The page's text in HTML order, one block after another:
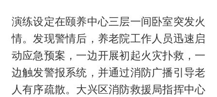
演练设定在颐养中心三层一间卧室突发火
情。发现警情后，养老院工作人员迅速启
动应急预案，一边开展初起火灾扑救，一
边触发警报系统，并通过消防广播引导老
人有序疏散。大兴区消防救援局指挥中心